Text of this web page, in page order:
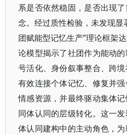
系是否依然稳固，是否出现
念。经过质性检验，未发现显
团赋能型记忆生产”理论框架
论模型揭示了社团作为能动
号活化、身份叙事整合、跨境
有效连接个体记忆、修复并
情感资源，并最终驱动集体
同体认同的层级转化。这一
体认同建构中的主动角色，